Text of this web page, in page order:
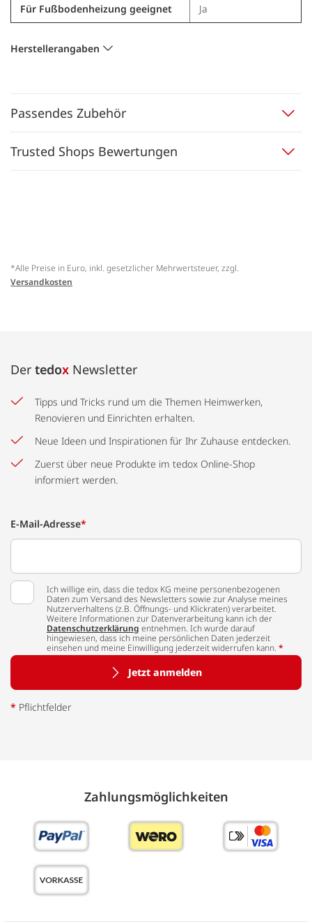
Für Fußbodenheizung geeignet Ja
Herstellerangaben
Passendes Zubehör
Trusted Shops Bewertungen
*Alle Preise in Euro, inkl. gesetzlicher Mehrwertsteuer, zzgl.
Versandkosten
Der tedox Newsletter
Tipps und Tricks rund um die Themen Heimwerken,
Renovieren und Einrichten erhalten.
Neue Ideen und Inspirationen für Ihr Zuhause entdecken.
Zuerst über neue Produkte im tedox Online-Shop
informiert werden.
E-Mail-Adresse*
Ich willige ein, dass die tedox KG meine personenbezogenen
Daten zum Versand des Newsletters sowie zur Analyse meines
Nutzerverhaltens (z.B. Öffnungs- und Klickraten) verarbeitet.
Weitere Informationen zur Datenverarbeitung kann ich der
Datenschutzerklärung entnehmen. Ich wurde darauf
hingewiesen, dass ich meine persönlichen Daten jederzeit
einsehen und meine Einwilligung jederzeit widerrufen kann. *
Jetzt anmelden
* Pflichtfelder
Zahlungs­möglich­keiten